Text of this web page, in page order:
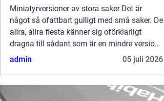
Miniatyrversioner av stora saker Det är
något så ofattbart gulligt med små saker. De
allra, allra flesta känner sig oförklarligt
dragna till sådant som är en mindre version
av något vi är vana vi...
admin 05 juli 2026